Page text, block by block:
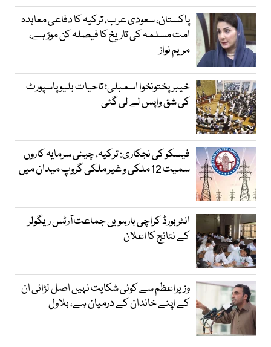
پاکستان، سعودی عرب، ترکیہ کا دفاعی معاہدہ
امت مسلمہ کی تاریخ کا فیصلہ کن موڑ ہے،
مریم نواز
خیبرپختونخوا اسمبلی؛ تاحیات بلیو پاسپورٹ
کی شق واپس لے لی گئی
فیسکو کی نجکاری: ترکیہ، چینی سرمایہ کاروں
سمیت 12 ملکی و غیر ملکی گروپ میدان میں
انٹر بورڈ کراچی بارہویں جماعت آرٹس ریگولر
کے نتائج کا اعلان
وزیراعظم سے کوئی شکایت نہیں اصل لڑائی ان
کے اپنے خاندان کے درمیان ہے، بلاول